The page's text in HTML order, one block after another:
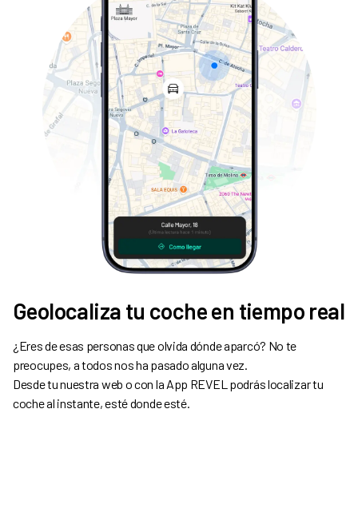
Geolocaliza tu coche en tiempo real
¿Eres de esas personas que olvida dónde aparcó? No te
preocupes, a todos nos ha pasado alguna vez.
Desde tu nuestra web o con la App REVEL podrás localizar tu
coche al instante, esté donde esté.